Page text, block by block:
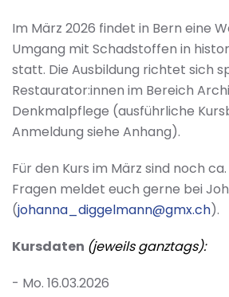
Im März 2026 findet in Bern eine
Umgang mit Schadstoffen in
statt. Die Ausbildung richtet sich
Restaurator:innen im Bereich
Denkmalpflege (ausführliche
Anmeldung siehe Anhang).
Für den Kurs im März sind noch
Fragen meldet euch gerne bei
(johanna_diggelmann@gmx.ch).
Kursdaten (jeweils ganztags):
- Mo. 16.03.2026